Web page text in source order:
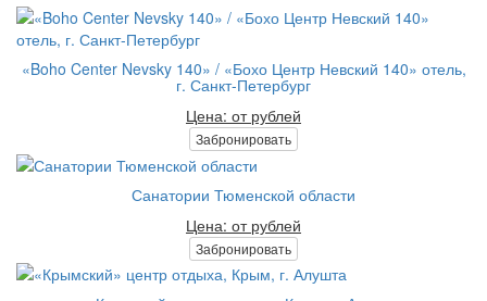
«Boho Center Nevsky 140» / «Бохо Центр Невский 140» отель,
г. Санкт-Петербург
Цена: от рублей
Забронировать
Санатории Тюменской области
Цена: от рублей
Забронировать